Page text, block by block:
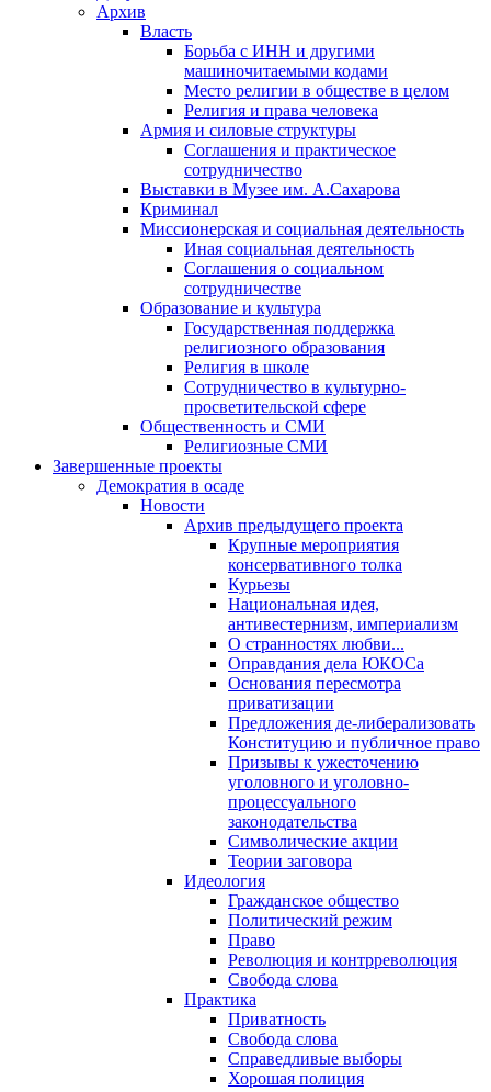
Архив
Власть
Борьба с ИНН и другими
машиночитаемыми кодами
Место религии в обществе в целом
Религия и права человека
Армия и силовые структуры
Соглашения и практическое
сотрудничество
Выставки в Музее им. А.Сахарова
Криминал
Миссионерская и социальная деятельность
Иная социальная деятельность
Соглашения о социальном
сотрудничестве
Образование и культура
Государственная поддержка
религиозного образования
Религия в школе
Сотрудничество в культурно-
просветительской сфере
Общественность и СМИ
Религиозные СМИ
Завершенные проекты
Демократия в осаде
Новости
Архив предыдущего проекта
Крупные мероприятия
консервативного толка
Курьезы
Национальная идея,
антивестернизм, империализм
О странностях любви...
Оправдания дела ЮКОСа
Основания пересмотра
приватизации
Предложения де-либерализовать
Конституцию и публичное право
Призывы к ужесточению
уголовного и уголовно-
процессуального
законодательства
Символические акции
Теории заговора
Идеология
Гражданское общество
Политический режим
Право
Революция и контрреволюция
Свобода слова
Практика
Приватность
Свобода слова
Справедливые выборы
Хорошая полиция